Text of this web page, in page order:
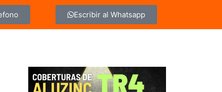
Escribir al Whatsapp